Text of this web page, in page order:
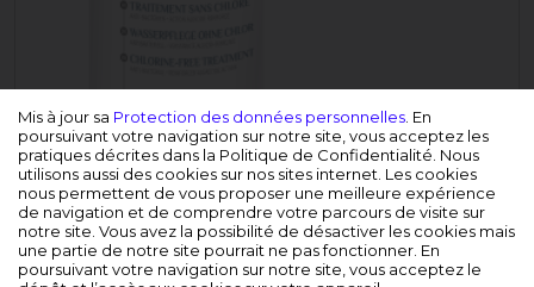
Mis à jour sa Protection des données personnelles . En
poursuivant votre navigation sur notre site, vous acceptez les
pratiques décrites dans la Politique de Confidentialité. Nous
utilisons aussi des cookies sur nos sites internet. Les cookies
nous permettent de vous proposer une meilleure expérience
de navigation et de comprendre votre parcours de visite sur
notre site. Vous avez la possibilité de désactiver les cookies mais
une partie de notre site pourrait ne pas fonctionner. En
poursuivant votre navigation sur notre site, vous acceptez le